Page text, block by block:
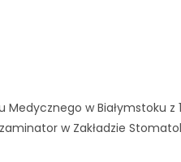
w Białymstoku z
w Zakładzie